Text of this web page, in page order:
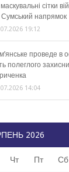
сітки
напрямок
19:12
проведе в
полеглого
14:04
2026
Чт Пт Сб